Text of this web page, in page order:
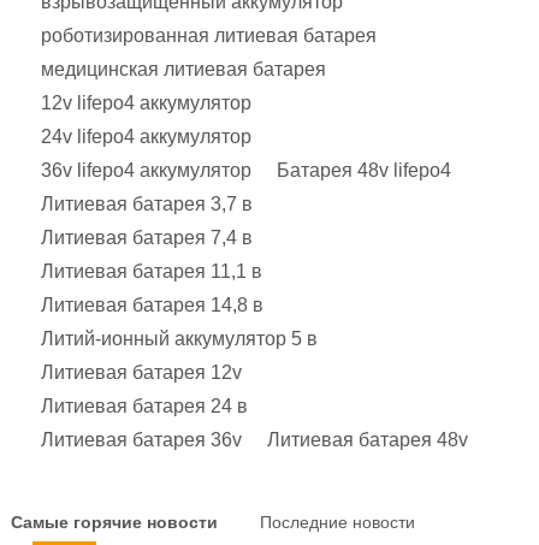
роботизированная литиевая батарея
медицинская литиевая батарея
12v lifepo4 аккумулятор
24v lifepo4 аккумулятор
36v lifepo4 аккумулятор
Батарея 48v lifepo4
Литиевая батарея 3,7 в
Литиевая батарея 7,4 в
Литиевая батарея 11,1 в
Литиевая батарея 14,8 в
Литий-ионный аккумулятор 5 в
Литиевая батарея 12v
Литиевая батарея 24 в
Литиевая батарея 36v
Литиевая батарея 48v
Самые горячие новости
Последние новости